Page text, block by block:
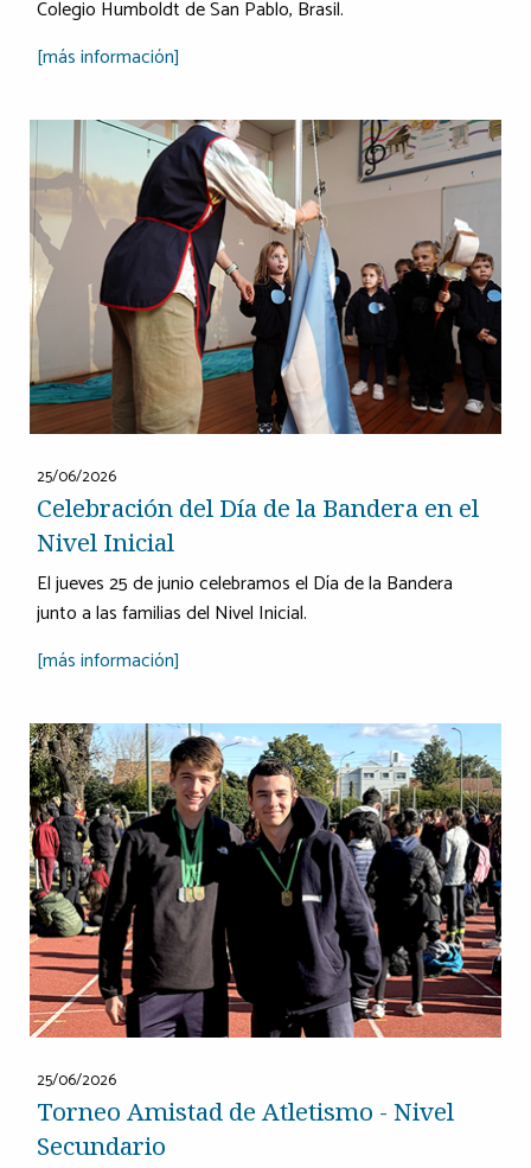
Colegio Humboldt de San Pablo, Brasil.
[más información]
25/06/2026
Celebración del Día de la Bandera en el
Nivel Inicial
El jueves 25 de junio celebramos el Día de la Bandera
junto a las familias del Nivel Inicial.
[más información]
25/06/2026
Torneo Amistad de Atletismo - Nivel
Secundario